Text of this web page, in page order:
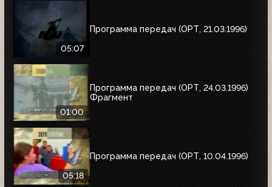
05:07
Программа передач (ОРТ, 21.03.1996)
01:00
Программа передач (ОРТ, 24.03.1996)
Фрагмент
05:18
Программа передач (ОРТ, 10.04.1996)